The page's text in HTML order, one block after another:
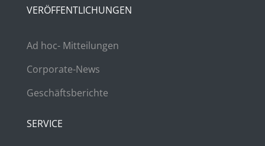
VERÖFFENTLICHUNGEN
Ad hoc- Mitteilungen
Corporate-News
Geschäftsberichte
SERVICE